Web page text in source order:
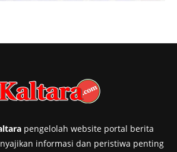
pengelolah website portal berita
informasi dan peristiwa penting